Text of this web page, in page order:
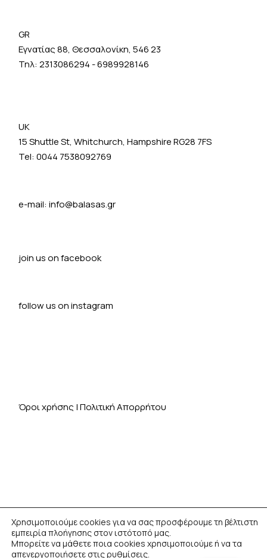
GR
Εγνατίας 88, Θεσσαλονίκη, 546 23
Τηλ:2313086294 -6989928146
UK
15 Shuttle St, Whitchurch, Hampshire RG28 7FS
Tel: 0044 7538092769
e-mail:info@balasas.gr
join us on facebook
follow us on instagram
Όροι χρήσης |Πολιτική Απορρήτου
Designed and Developed bySmart Moves.
All rights
reserved.
Χρησιμοποιούμε cookies για να σας προσφέρουμε τη βέλτιστη
εμπειρία πλοήγησης στον ιστότοπό μας.
Μπορείτε να μάθετε ποια cookies χρησιμοποιούμε ή να τα
απενεργοποιήσετε στιςρυθμίσεις.